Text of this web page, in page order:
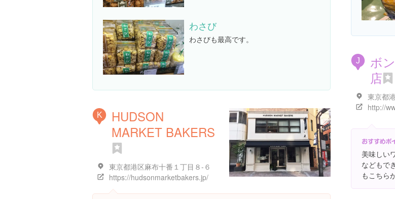
わさび
わさびも最高です。
J
ボ
店
http://
美味しい
などもで
もこちら
K
HUDSON
MARKET BAKERS
東京都港区麻布十番１丁目８-６
https://hudsonmarketbakers.jp/